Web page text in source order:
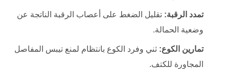
تمدد الرقبة: تقليل الضغط على أعصاب الرقبة الناتجة عن
وضعية الحمالة.
تمارين الكوع: ثني وفرد الكوع بانتظام لمنع تيبس المفاصل
المجاورة للكتف.